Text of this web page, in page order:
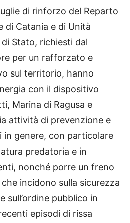
di rinforzo del Reparto
di Catania e di Unità
Stato, richiesti dal
per un rafforzato e
sul territorio, hanno
con il dispositivo
Marina di Ragusa e
attività di prevenzione e
in genere, con particolare
predatoria e in
nonché porre un freno
incidono sulla sicurezza
sull’ordine pubblico in
episodi di rissa